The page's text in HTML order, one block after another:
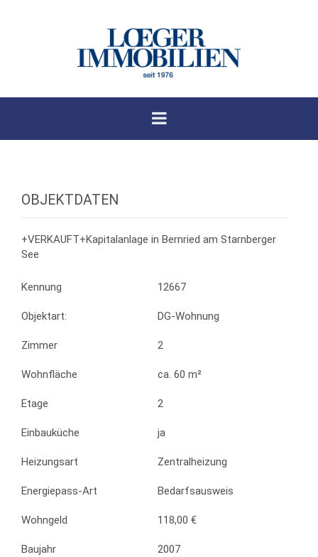
OBJEKTDATEN
+VERKAUFT+Kapitalanlage in Bernried am Starnberger
See
Kennung 12667
Objektart: DG-Wohnung
Zimmer 2
Wohnfläche ca. 60 m²
Etage 2
Einbauküche ja
Heizungsart Zentralheizung
Energiepass-Art Bedarfsausweis
Wohngeld 118,00 €
Baujahr 2007